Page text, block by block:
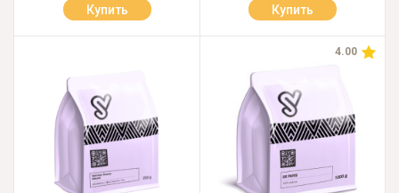
Купить Купить
4.00